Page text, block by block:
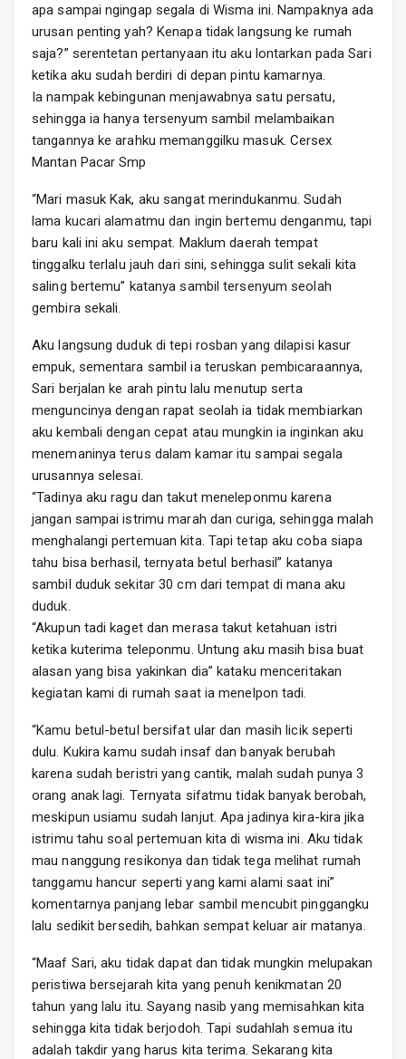
apa sampai ngingap segala di Wisma ini. Nampaknya ada
urusan penting yah? Kenapa tidak langsung ke rumah
saja?” serentetan pertanyaan itu aku lontarkan pada Sari
ketika aku sudah berdiri di depan pintu kamarnya.
Ia nampak kebingunan menjawabnya satu persatu,
sehingga ia hanya tersenyum sambil melambaikan
tangannya ke arahku memanggilku masuk. Cersex
Mantan Pacar Smp
“Mari masuk Kak, aku sangat merindukanmu. Sudah
lama kucari alamatmu dan ingin bertemu denganmu, tapi
baru kali ini aku sempat. Maklum daerah tempat
tinggalku terlalu jauh dari sini, sehingga sulit sekali kita
saling bertemu” katanya sambil tersenyum seolah
gembira sekali.
Aku langsung duduk di tepi rosban yang dilapisi kasur
empuk, sementara sambil ia teruskan pembicaraannya,
Sari berjalan ke arah pintu lalu menutup serta
menguncinya dengan rapat seolah ia tidak membiarkan
aku kembali dengan cepat atau mungkin ia inginkan aku
menemaninya terus dalam kamar itu sampai segala
urusannya selesai.
“Tadinya aku ragu dan takut meneleponmu karena
jangan sampai istrimu marah dan curiga, sehingga malah
menghalangi pertemuan kita. Tapi tetap aku coba siapa
tahu bisa berhasil, ternyata betul berhasil” katanya
sambil duduk sekitar 30 cm dari tempat di mana aku
duduk.
“Akupun tadi kaget dan merasa takut ketahuan istri
ketika kuterima teleponmu. Untung aku masih bisa buat
alasan yang bisa yakinkan dia” kataku menceritakan
kegiatan kami di rumah saat ia menelpon tadi.
“Kamu betul-betul bersifat ular dan masih licik seperti
dulu. Kukira kamu sudah insaf dan banyak berubah
karena sudah beristri yang cantik, malah sudah punya 3
orang anak lagi. Ternyata sifatmu tidak banyak berobah,
meskipun usiamu sudah lanjut. Apa jadinya kira-kira jika
istrimu tahu soal pertemuan kita di wisma ini. Aku tidak
mau nanggung resikonya dan tidak tega melihat rumah
tanggamu hancur seperti yang kami alami saat ini”
komentarnya panjang lebar sambil mencubit pinggangku
lalu sedikit bersedih, bahkan sempat keluar air matanya.
“Maaf Sari, aku tidak dapat dan tidak mungkin melupakan
peristiwa bersejarah kita yang penuh kenikmatan 20
tahun yang lalu itu. Sayang nasib yang memisahkan kita
sehingga kita tidak berjodoh. Tapi sudahlah semua itu
adalah takdir yang harus kita terima. Sekarang kita